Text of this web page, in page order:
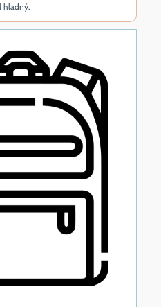
hladný.